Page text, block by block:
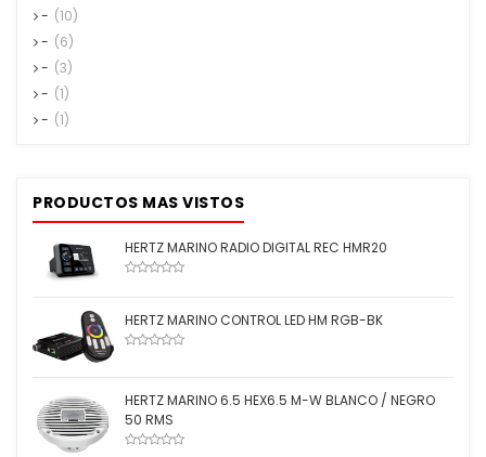
- (10)
- (6)
- (3)
- (1)
- (1)
PRODUCTOS MAS VISTOS
HERTZ MARINO RADIO DIGITAL REC HMR20
HERTZ MARINO CONTROL LED HM RGB-BK
HERTZ MARINO 6.5 HEX6.5 M-W BLANCO / NEGRO
50 RMS